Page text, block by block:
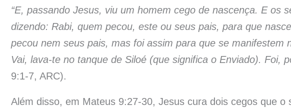
“E, passando Jesus, viu um homem cego de nascença. E os
dizendo: Rabi, quem pecou, este ou seus pais, para que
pecou nem seus pais, mas foi assim para que se
Vai, lava-te no tanque de Siloé (que significa o Enviado). Foi,
9:1-7, ARC).
Além disso, em Mateus 9:27-30, Jesus cura dois cegos que o